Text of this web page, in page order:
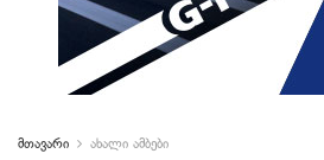
მთავარი ახალი ამბები